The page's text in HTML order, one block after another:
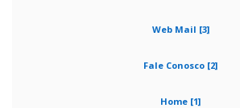
Web Mail [3]
Fale Conosco [2]
Home [1]